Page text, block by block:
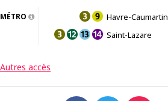
MÉTRO
Havre-Caumartin
Saint-Lazare
Autres accès